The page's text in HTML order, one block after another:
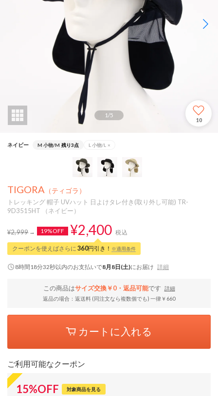
1/5
10
ネイビー M 小物/M 残り3点 L 小物/L ×
TIGORA （ティゴラ）
トレッキング 帽子 UVハット 日よけタレ付き(取り外し可能) TR-
9D3515HT （ネイビー）
¥2,999 19%OFF ¥2,400 税込
クーポンを使えばさらに 360円引き！ ※適用条件
8時間18分31秒以内のお支払いで8月8日(土)にお届け 詳細
この商品はサイズ交換￥0・返品可能です
詳細
返品の場合：返送料 (同注文なら複数個でも) 一律￥660
カートに入れる
ご利用可能なクーポン
15%OFF 対象商品を見る